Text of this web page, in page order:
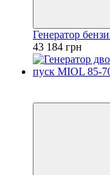
Генератор
43 184 грн